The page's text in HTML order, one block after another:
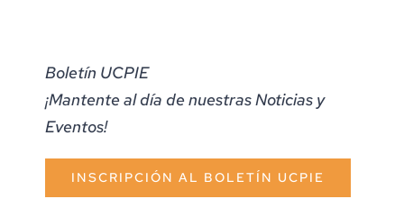
Boletín UCPIE
¡Mantente al día de nuestras Noticias y
Eventos!
INSCRIPCIÓN AL BOLETÍN UCPIE